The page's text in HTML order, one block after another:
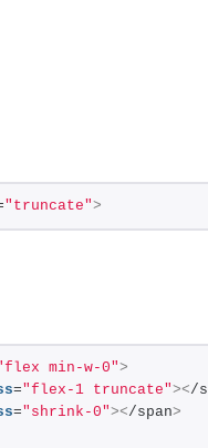
"truncate">
min-w-0">
="flex-1 truncate"></
="shrink-0"></span>